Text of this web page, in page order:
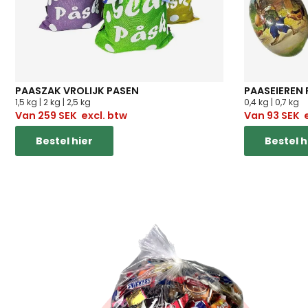
PAASZAK VROLIJK PASEN
1,5 kg | 2 kg | 2,5 kg
Van 259 SEK excl. btw
Bestel hier
PAASEIEREN
0,4 kg | 0,7 kg
Van 93 SEK
Bestel